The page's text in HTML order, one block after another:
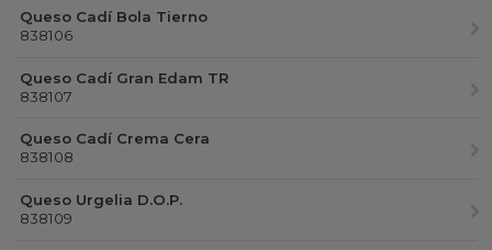
Queso Cadí Bola Tierno
838106
Queso Cadí Gran Edam TR
838107
Queso Cadí Crema Cera
838108
Queso Urgelia D.O.P.
838109